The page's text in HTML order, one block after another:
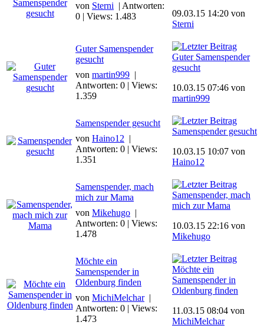
von Sterni | Antworten:
0 | Views: 1.483
09.03.15 14:20 von
Sterni
Guter Samenspender
gesucht
von martin999 |
Antworten: 0 | Views:
1.359
Guter Samenspender
gesucht
10.03.15 07:46 von
martin999
Samenspender gesucht
von Haino12 |
Antworten: 0 | Views:
1.351
Samenspender gesucht
10.03.15 10:07 von
Haino12
Samenspender, mach
mich zur Mama
von Mikehugo |
Antworten: 0 | Views:
1.478
Samenspender, mach
mich zur Mama
10.03.15 22:16 von
Mikehugo
Möchte ein
Samenspender in
Oldenburg finden
von MichiMelchar |
Antworten: 0 | Views:
1.473
Möchte ein
Samenspender in
Oldenburg finden
11.03.15 08:04 von
MichiMelchar